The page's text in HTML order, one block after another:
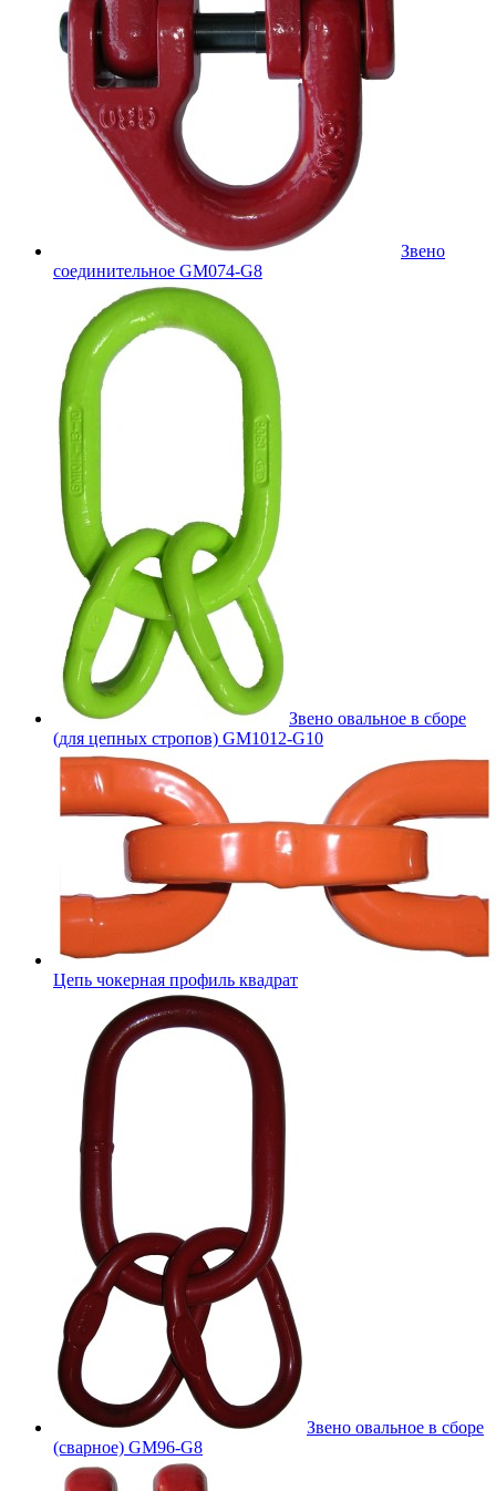
Звено
соединительное GM074-G8
Звено овальное в сборе
(для цепных стропов) GM1012-G10
Цепь чокерная профиль квадрат
Звено овальное в сборе
(сварное) GM96-G8